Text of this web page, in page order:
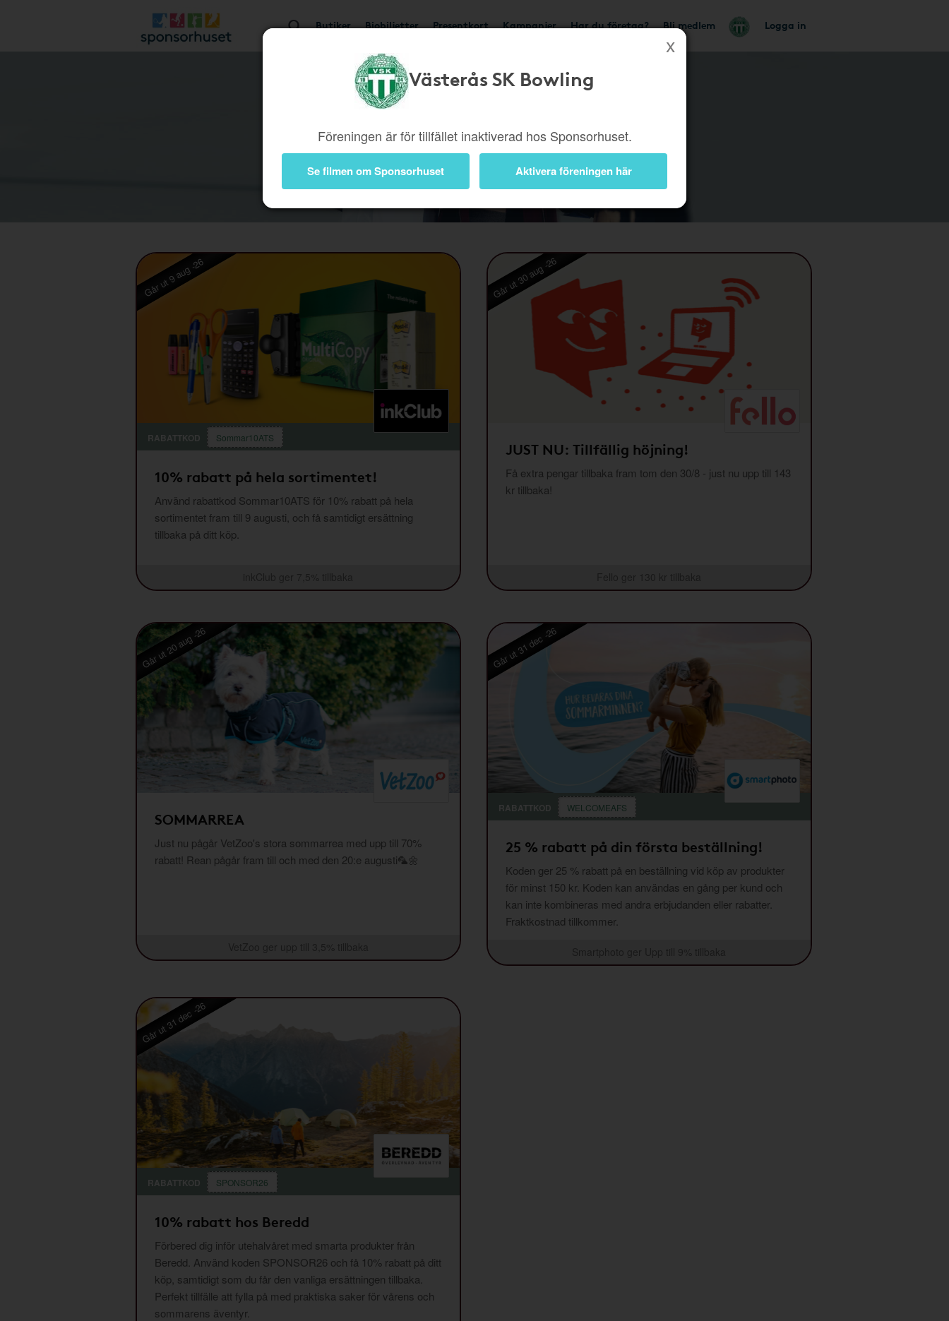
Butiker Biobiljetter Presentkort Kampanjer Har du företag? Bli medlem Logga in
Västerås SK Bowling
Föreningen är för tillfället inaktiverad hos Sponsorhuset.
Se filmen om Sponsorhuset Aktivera föreningen här
Kampanjer
Går ut 9 aug -26
RABATTKOD Sommar10ATS
10% rabatt på hela sortimentet!
Använd rabattkod Sommar10ATS för 10% rabatt på hela
sortimentet fram till 9 augusti, och få samtidigt ersättning
tillbaka på ditt köp.
Går ut 30 aug -26
JUST NU: Tillfällig höjning!
Få extra pengar tillbaka fram tom den 30/8 - just nu upp till 143
kr tillbaka!
Går ut 20 aug -26
SOMMARREA
Just nu pågår VetZoo's stora sommarrea med upp till 70%
rabatt! Rean pågår fram till och med den 20:e augusti🦜🌼
Går ut 31 dec -26
RABATTKOD WELCOMEAFS
25 % rabatt på din första beställning!
Koden ger 25 % rabatt på en beställning vid köp av produkter
för minst 150 kr. Koden kan användas en gång per kund och
kan inte kombineras med andra erbjudanden eller rabatter.
Fraktkostnad tillkommer.
Går ut 31 dec -26
RABATTKOD SPONSOR26
10% rabatt hos Beredd
Förbered dig inför utehalvåret med smarta produkter från
Beredd. Använd koden SPONSOR26 och få 10% rabatt på ditt
köp, samtidigt som du får den vanliga ersättningen tillbaka.
Perfekt tillfälle att fylla på med praktiska saker för vårens och
sommarens äventyr.